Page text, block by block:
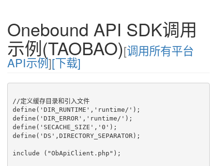
Onebound API SDK调用
示例(TAOBAO)[调用所有平台
API示例][下载]
//定义缓存目录和引入文件
define('DIR_RUNTIME','runtime/');
define('DIR_ERROR','runtime/');
define('SECACHE_SIZE','0');
define('DS',DIRECTORY_SEPARATOR);
include ("ObApiClient.php");